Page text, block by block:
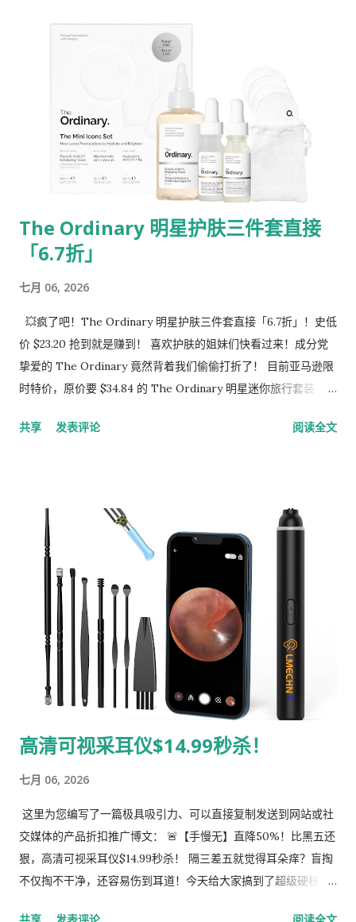
飓风级超强吸力： 别拿它和几百刀的普通扫地机比！10000Pa
是什么概念？地毯深处的宠物毛发、陈年积灰、甚至小颗粒垃
TruEdge 动态贴边拖地（神级无死角）： 以前的扫地机最怕墙
角。N30 Omni 拥有专属常态机械臂算法，拖布会自动“伸”出
来，死死贴住墙角和踢脚线，边缘覆盖率高达 99%，连 1mm 的
缝隙都不放过！ 💇 ZeroTangle 2.0 滚刷（长发/宠物家庭救
星）： 家里有猫主子或者长发妹子的绝对懂！它的滚刷经过全新
设计，防缠绕率接近 0%，再也不用定期用剪刀苦哈哈地去剪滚
刷上的头发了！ 🧺 真正全自动 OMNI 全能基站： 集成了 自动洗
拖布 和 自动集尘 。2.6L 的超大集尘袋，让你大半年（长达 75
会自动用热风烘干拖布，彻底告别南方潮湿或夏天闷热引起的拖
布发霉、发臭问题，出来的永远是干爽清新的味道。 👟 智能避障
+ 9mm 拖布自动抬升： TrueDetect 3D 3.0 技术让它像长了眼
睛一样，绝不乱撞家具或卡在拖鞋上。检测到地毯时，拖布还会
自动抬高 9mm，只吸尘不弄湿地毯。 🛒 怎么买最划算？ 如果你
最快明天（7月7日）免费送达 ！ 还没有体验过智能全自动基站扫
The Ordinary 明星护肤三件套直接
「6.7折」
七月 06, 2026
💥疯了吧！The Ordinary 明星护肤三件套直接「6.7折」！史低
价 $23.20 抢到就是赚到！ 喜欢护肤的姐妹们快看过来！成分党
挚爱的 The Ordinary 竟然背着我们偷偷打折了！ 目前亚马逊限
时特价，原价要 $34.84 的 The Ordinary 明星迷你旅行套装
能整套带走！ 👉 立即点击去亚马逊抢购 💡 这套「Mini Icons」
Exfoliating Toner) ：大名鼎鼎的二次清洁神器，温和剥落老废
角质，改善皮肤粗糙，让脸蛋恢复滑嫩。 10% 烟酰胺 + 1% 锌精
华 (Niacinamide 10% + Zinc 1%) ：油皮、瑕疵肌的救星！强效
控油、收缩毛孔，提亮肤色一绝。 2% 透明质酸 + B5 深层补水
精华 (Hyaluronic Acid 2% + B5) ：黄金复配，不仅能疯狂抓水
补水，还能修护皮肤屏障，让肌肤时刻水嘟嘟。 附赠：可重复使
用的环保化妆棉 。 ✨ 为什么必须要抢？ 超级划算 ：现价只要
$23.20 （原价 $34.84），直接省下三分之一的钱，成分党闭眼
入。 差旅绝配 ：精巧的迷你包装，带上飞机毫无压力，让你在旅
途中也能保持皮肤最佳状态。 新手完美试错组 ：想尝试 The
Ordinary 却不知道哪款适合自己？这套明星组合让你用最少的预
随时变动，几杯奶茶钱就能换来一套全能护肤体验，赶紧冲鸭！
🔗 抢购通道： The Ordinary Mini Icons Set 传送门
共享 发表评论 阅读全文
高清可视采耳仪$14.99秒杀！
七月 06, 2026
这里为您编写了一篇极具吸引力、可以直接复制发送到网站或社
交媒体的产品折扣推广博文： 🚨【手慢无】直降50%！比黑五还
狠，高清可视采耳仪$14.99秒杀！ 隔三差五就觉得耳朵痒？盲掏
不仅掏不干净，还容易伤到耳道！今天给大家搞到了超级硬核的